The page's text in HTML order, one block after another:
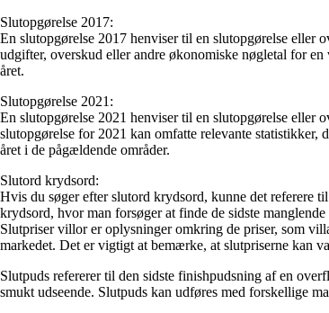
Slutopgørelse 2017:
En slutopgørelse 2017 henviser til en slutopgørelse eller
udgifter, overskud eller andre økonomiske nøgletal for
året.
Slutopgørelse 2021:
En slutopgørelse 2021 henviser til en slutopgørelse eller
slutopgørelse for 2021 kan omfatte relevante
året i de pågældende områder.
Slutord krydsord:
Hvis du søger efter slutord krydsord, kunne det referere
krydsord, hvor man forsøger at finde de sidste
Slutpriser villor er oplysninger omkring de priser, som
markedet. Det er vigtigt at bemærke, at slutpriserne kan
Slutpuds refererer til den sidste finishpudsning af en
smukt udseende. Slutpuds kan udføres med forskellige